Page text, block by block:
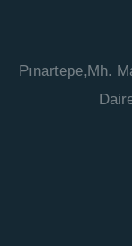
Pınartepe,Mh.